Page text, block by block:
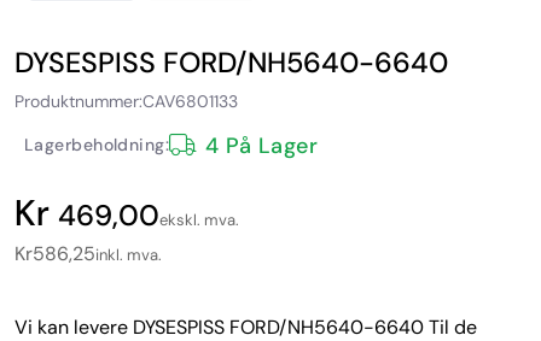
DYSESPISS FORD/NH5640-6640
Produktnummer:CAV6801133
Lagerbeholdning: 4 På Lager
469,00ekskl. mva.
Kr586,25inkl. mva.
Vi kan levere DYSESPISS FORD/NH5640-6640 Til de